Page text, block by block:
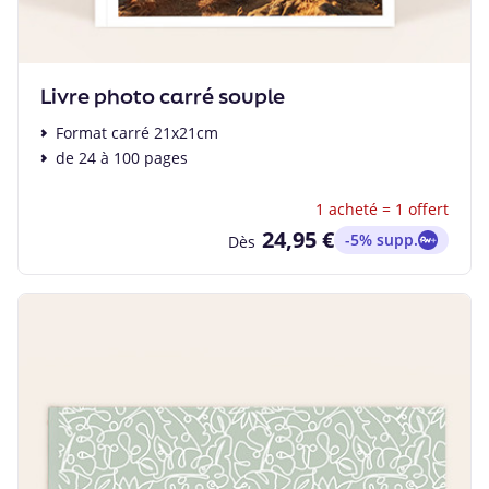
Livre photo carré souple
Format carré 21x21cm
de 24 à 100 pages
1 acheté = 1 offert
Dès 24,95 € -5% supp.